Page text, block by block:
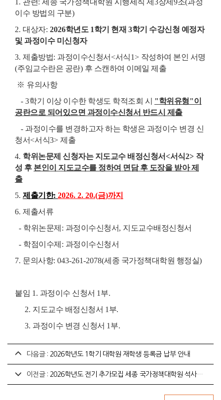
1. 관련:세종 국가정책대학원 시행세칙 제 3장제 9조(과정
이수 방법의 구분)
2. 대상자: 2026학년도 1학기 현재 3학기 수강신청 예정자
및 과정이수 미신청자
3. 제출방법: 과정이수신청서 <서식1> 작성하여 본인 서명
(주임교수란은 공란) 후 스캔하여 이메일 제출
※ 유의사항
- 3학기 이상 이수한 학생도 학적조회 시 "학위유형"이
공란으로 되어있으면 과정이수신청서 반드시 제출
- 과정이수를 변경하고자 하는 학생은 과정이수 변경 신
청서<서식3>제출
4. 학위논문제 신청자는 지도교수 배정신청서<서식2> 작
성 후 본인이 지도교수를 정하여 면담 후 도장을 받아 제
출
5. 제출기한:2026. 2. 20.(금)까지
6. 제출서류
- 학위논문제 : 과정이수신청서, 지도교수배정신청서
- 학점이수제 : 과정이수신청서
7. 문의사항: 043-261-2078(세종 국가정책대학원 행정실)
붙임 1. 과정이수 신청서 1 부.
2. 지도교수 배정신청서 1 부.
3. 과정이수 변경 신청서 1 부.
다음글 : 2026학년도 1학기 대학원 재학생 등록금 납부 안내
이전글 : 2026학년도 전기 추가모집 세종 국가정책대학원 석사과정(야간) 면접·구술시험 안내